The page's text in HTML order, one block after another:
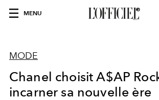
MENU
MODE
Chanel choisit A$AP
incarner sa nouvelle ère